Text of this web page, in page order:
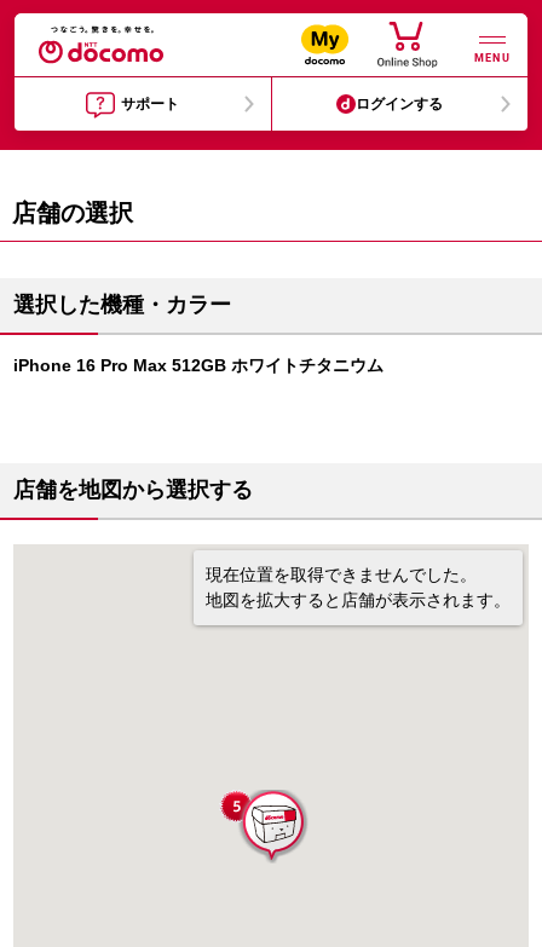
MENU
サポート ログインする
店舗の選択
選択した機種・カラー
iPhone 16 Pro Max 512GB ホワイトチタニウム
店舗を地図から選択する
現在位置を取得できませんでした。
地図を拡大すると店舗が表示されます。